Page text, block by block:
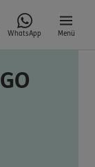
WhatsApp Menü